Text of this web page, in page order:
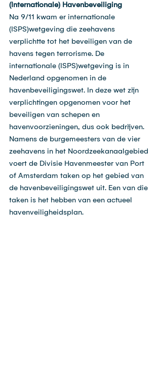
(Internationale) Havenbeveiliging
Na 9/11 kwam er internationale
(ISPS)wetgeving die zeehavens
verplichtte tot het beveiligen van de
havens tegen terrorisme. De
internationale (ISPS)wetgeving is in
Nederland opgenomen in de
havenbeveiligingswet. In deze wet zijn
verplichtingen opgenomen voor het
beveiligen van schepen en
havenvoorzieningen, dus ook bedrijven.
Namens de burgemeesters van de vier
zeehavens in het Noordzeekanaalgebied
voert de Divisie Havenmeester van Port
of Amsterdam taken op het gebied van
de havenbeveiligingswet uit. Een van die
taken is het hebben van een actueel
havenveiligheidsplan.